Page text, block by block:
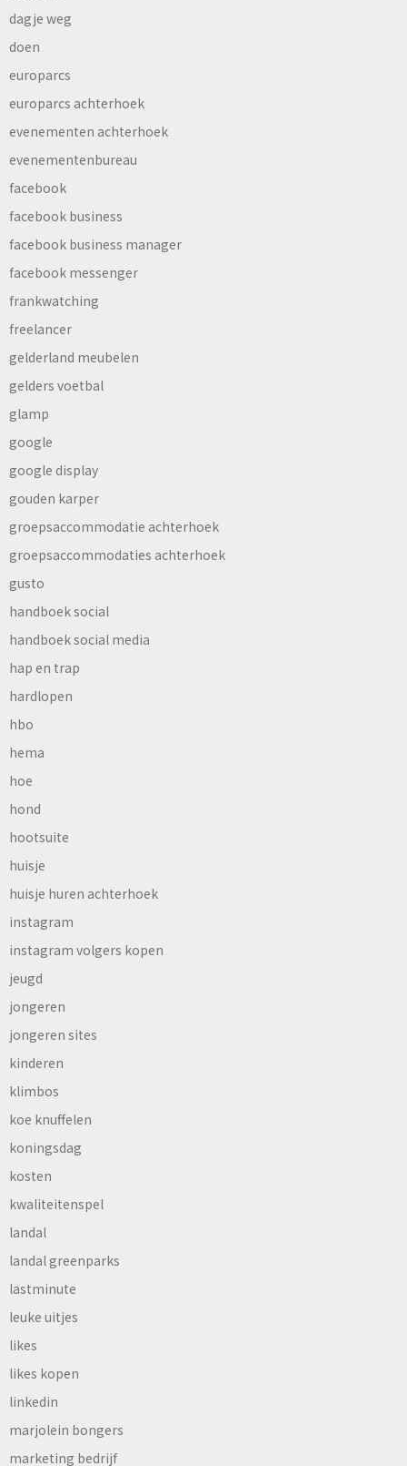
dagje weg
doen
europarcs
europarcs achterhoek
evenementen achterhoek
evenementenbureau
facebook
facebook business
facebook business manager
facebook messenger
frankwatching
freelancer
gelderland meubelen
gelders voetbal
glamp
google
google display
gouden karper
groepsaccommodatie achterhoek
groepsaccommodaties achterhoek
gusto
handboek social
handboek social media
hap en trap
hardlopen
hbo
hema
hoe
hond
hootsuite
huisje
huisje huren achterhoek
instagram
instagram volgers kopen
jeugd
jongeren
jongeren sites
kinderen
klimbos
koe knuffelen
koningsdag
kosten
kwaliteitenspel
landal
landal greenparks
lastminute
leuke uitjes
likes
likes kopen
linkedin
marjolein bongers
marketing bedrijf